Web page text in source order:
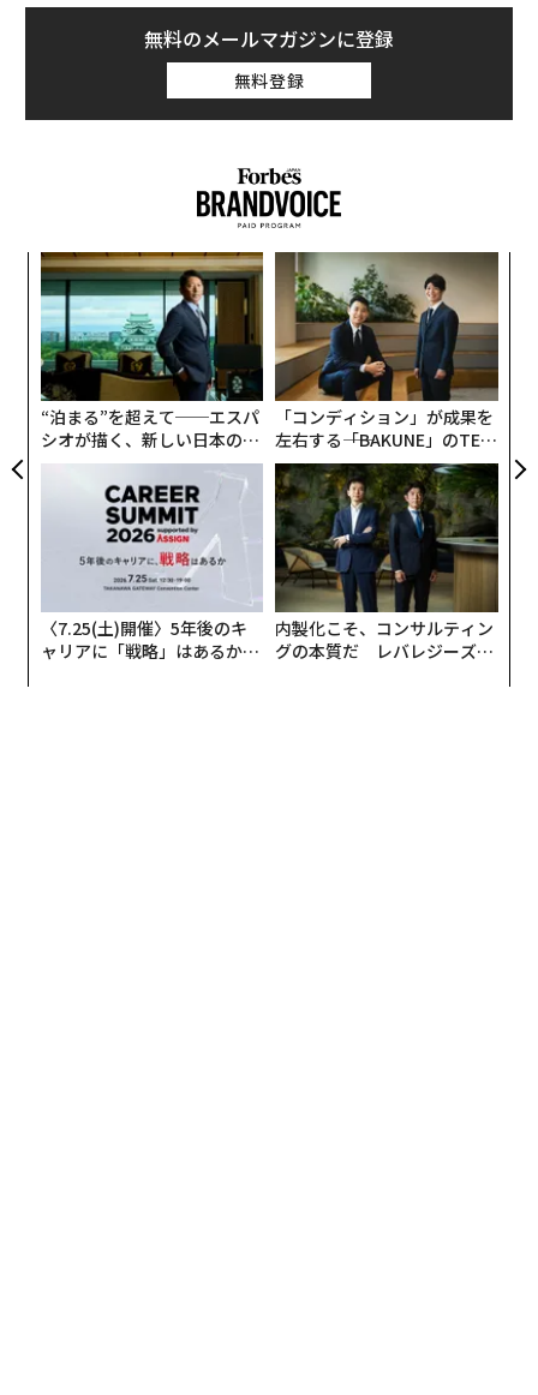
無料のメールマガジンに登録
無料登録
“泊まる”を超えて──エスパ
シオが描く、新しい日本のラ
グジュアリー（前編）
「コンディション」が成果を
左右する――「BAKUNE」のTEN
TIALが支える「挑戦者の明
日」
〈7.25(土)開催〉5年後のキ
ャリアに「戦略」はあるか。
内製化こそ、コンサルティン
グの本質だ レバレジーズが